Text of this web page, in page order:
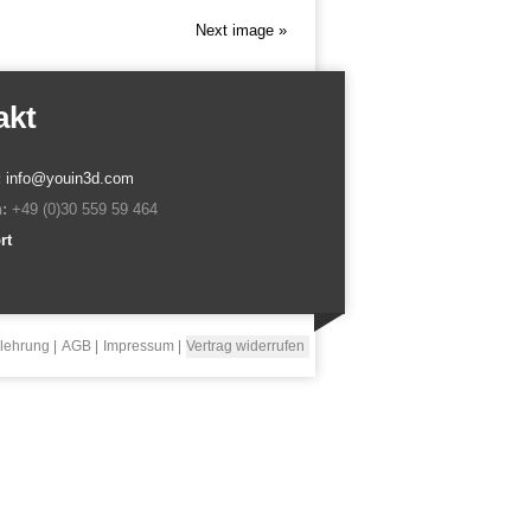
Next image »
info@youin3d.com
+49 (0)30 559 59 464
AGB Impressum Vertrag widerrufen